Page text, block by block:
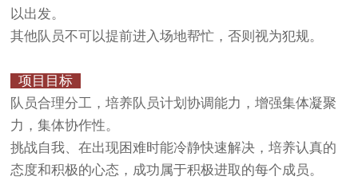
以出发。
其他队员不可以提前进入场地帮忙，否则视为犯规。
项目目标
队员合理分工，培养队员计划协调能力，增强集体凝聚
力，集体协作性。
挑战自我、在出现困难时能冷静快速解决，培养认真的
态度和积极的心态，成功属于积极进取的每个成员。